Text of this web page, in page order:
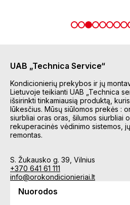
UAB „Technica Service“
Kondicionierių prekybos ir jų
Lietuvoje teikianti UAB „Technica
išsirinkti tinkamiausią produktą,
lūkesčius. Mūsų siūlomos prekės :
siurbliai oras oras, šilumos siurbliai
rekuperacinės vėdinimo sistemos,
remontas.
S. Žukausko g. 39, Vilnius
+370 641 61 111
info@orokondicionieriai.lt
Nuorodos